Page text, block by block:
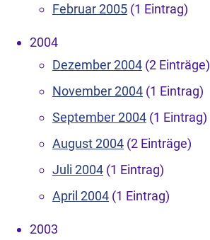
Februar 2005 (1 Eintrag)
2004
Dezember 2004 (2 Einträge)
November 2004 (1 Eintrag)
September 2004 (1 Eintrag)
August 2004 (2 Einträge)
Juli 2004 (1 Eintrag)
April 2004 (1 Eintrag)
2003